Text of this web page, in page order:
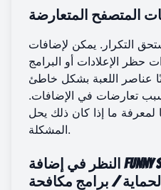
المتصفح المتعارضة
التكرار. يمكن لإضافات
حظر الإعلادات أو البرامج
عناصر اللعبة بشكل خاطئ
تعارضات في الإضافات.
لمعرفة ما إذا كان ذلك يحل
المشكلة.
النظر في إضافة Funny Shooter 2 إلى القائمة
/ برامج مكافحة